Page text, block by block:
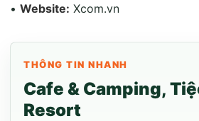
• Website: Xcom.vn
THÔNG TIN NHANH
Cafe & Camping,
Resort